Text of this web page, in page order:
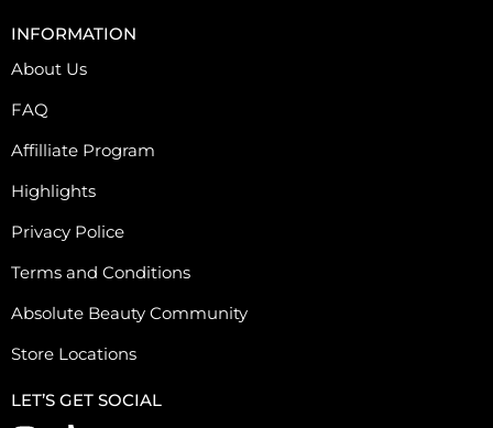
INFORMATION
About Us
FAQ
Affilliate Program
Highlights
Privacy Police
Terms and Conditions
Absolute Beauty Community
Store Locations
LET’S GET SOCIAL